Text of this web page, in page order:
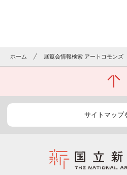
ホーム 展覧会情報検索 アートコモンズ
サイトマップ